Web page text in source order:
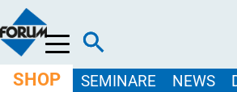
Menü
SHOP SEMINARE NEWS